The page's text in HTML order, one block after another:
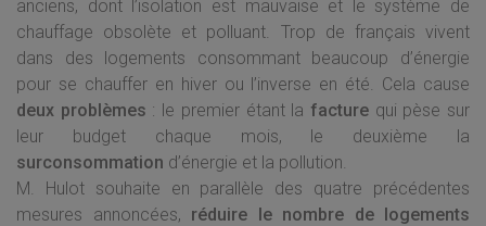
anciens, dont l’isolation est mauvaise et le système de
chauffage obsolète et polluant. Trop de français vivent
dans des logements consommant beaucoup d’énergie
pour se chauffer en hiver ou l’inverse en été. Cela cause
deux problèmes : le premier étant la facturequi pèse sur
leur budget chaque mois, le deuxième la
surconsommation d’énergie et la pollution.
M. Hulot souhaite en parallèle des quatre précédentes
mesures annoncées, réduire le nombre de logements